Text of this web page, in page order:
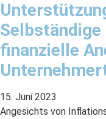
finanzielle
15. Juni 2023
Angesichts von